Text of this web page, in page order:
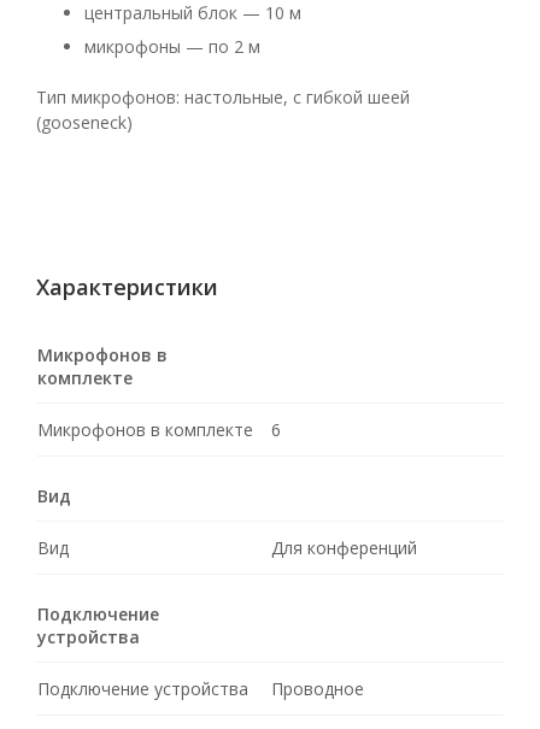
центральный блок — 10 м
микрофоны — по 2 м
Тип микрофонов: настольные, с гибкой шеей
(gooseneck)
Характеристики
Микрофонов в
комплекте
Микрофонов в комплекте 6
Вид
Вид Для конференций
Подключение
устройства
Подключение устройства Проводное